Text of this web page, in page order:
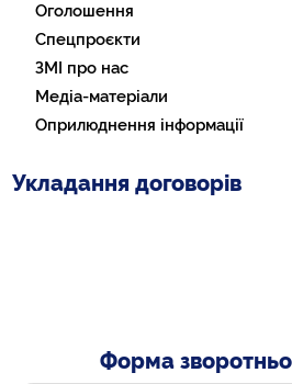
Оголошення
Спецпроєкти
ЗМІ про нас
Медіа-матеріали
Оприлюднення інформації
Укладання договорів
Форма